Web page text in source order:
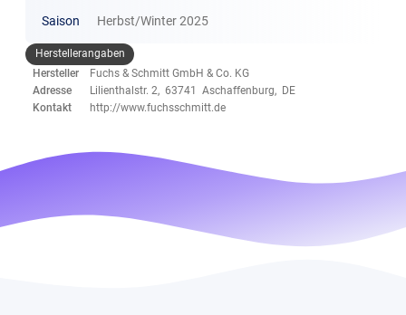
Saison Herbst/Winter 2025
Herstellerangaben
Hersteller
Fuchs & Schmitt GmbH & Co. KG
Adresse
Lilienthalstr. 2, 63741 Aschaffenburg, DE
Kontakt
http://www.fuchsschmitt.de